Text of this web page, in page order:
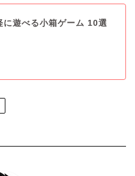
に遊べる小箱ゲーム 10選